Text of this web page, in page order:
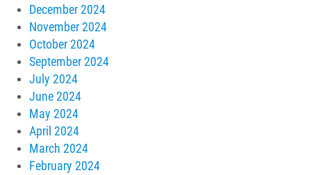
December 2024
November 2024
October 2024
September 2024
July 2024
June 2024
May 2024
April 2024
March 2024
February 2024